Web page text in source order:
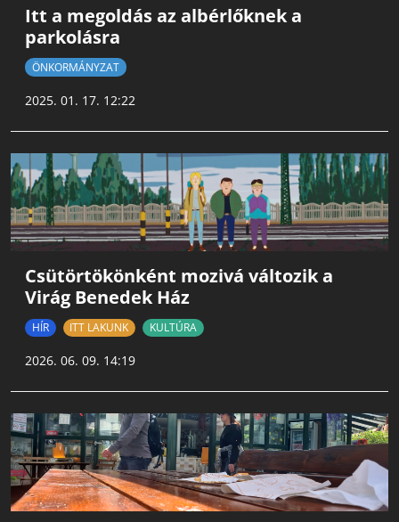
Itt a megoldás az albérlőknek a
parkolásra
ÖNKORMÁNYZAT
2025. 01. 17. 12:22
Csütörtökönként mozivá változik a
Virág Benedek Ház
HÍR ITT LAKUNK KULTÚRA
2026. 06. 09. 14:19